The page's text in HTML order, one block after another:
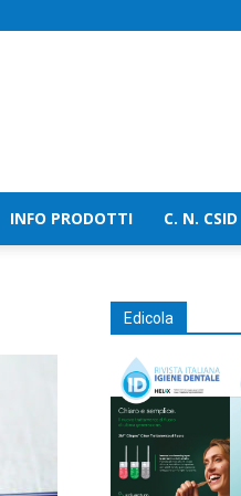
INFO PRODOTTI C. N. CSID
Edicola